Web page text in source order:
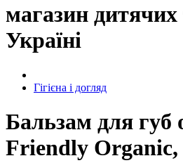
магазин дитячих
Україні
Гігієна і догляд
Бальзам для губ
Friendly Organic,